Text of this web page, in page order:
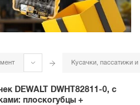
Кусачки, пассатижи и
DEWALT DWHT82811-0, с
плоскогубцы +